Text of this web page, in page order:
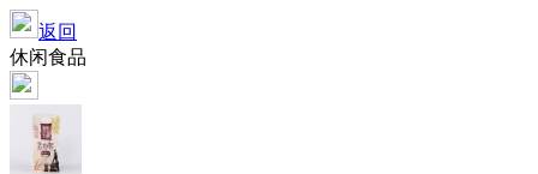
返回
休闲食品